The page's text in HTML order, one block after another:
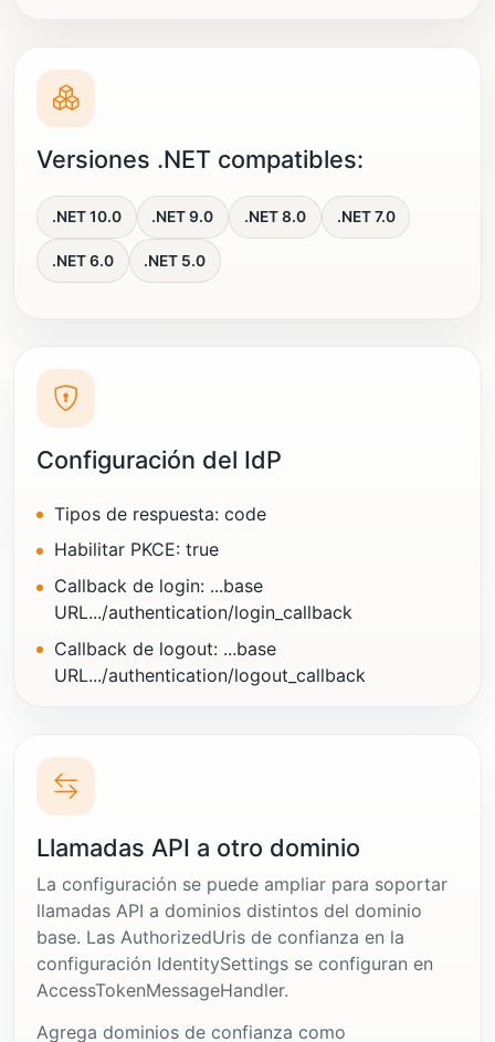
Versiones .NET compatibles:
.NET 10.0 .NET 9.0 .NET 8.0 .NET 7.0
.NET 6.0 .NET 5.0
Configuración del IdP
Tipos de respuesta: code
Habilitar PKCE: true
Callback de login: ...base
URL.../authentication/login_callback
Callback de logout: ...base
URL.../authentication/logout_callback
Llamadas API a otro dominio
La configuración se puede ampliar para soportar
llamadas API a dominios distintos del dominio
base. Las AuthorizedUris de confianza en la
configuración IdentitySettings se configuran en
AccessTokenMessageHandler.
Agrega dominios de confianza como